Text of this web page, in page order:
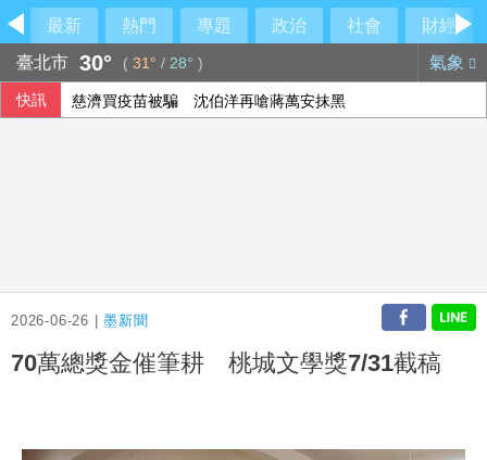
最新 熱門 專題 政治 社會
財經
臺北市 30° ( 31° / 28° ) 氣象
快訊 慈濟買疫苗被騙 沈伯洋再嗆蔣萬安抹黑
2026-06-26 |墨新聞
70萬總獎金催筆耕 桃城文學獎7/31截稿